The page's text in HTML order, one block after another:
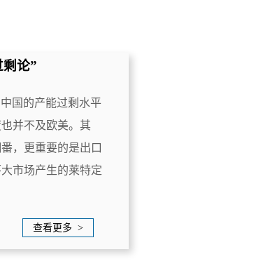
论”
国的产能过剩水平
并不及欧美。其
，更重要的是出口
市场产生的莱特定
查看更多 >